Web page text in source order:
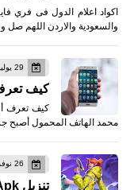
والسعودية والاردن اللهم
29 يوليو 2021
كيف
كيف تعرف
محمد الهاتف المحمول أصبح
26 نوفمبر 2022